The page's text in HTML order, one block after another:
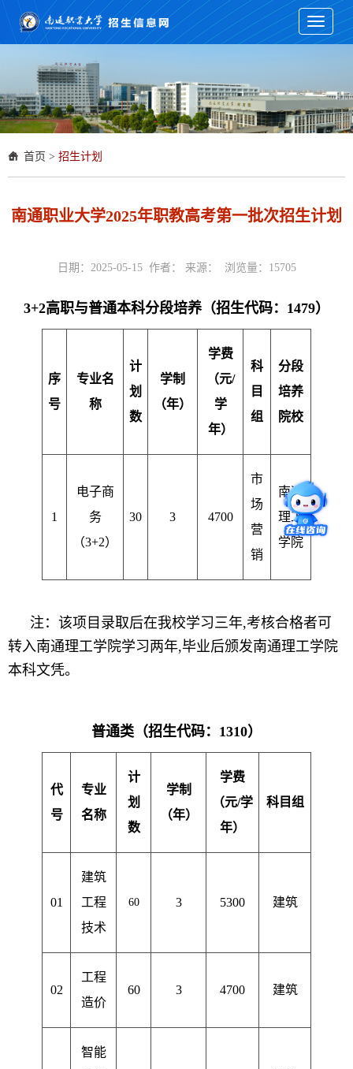
Toggle
首页 > 招生计划
南通职业大学2025年职教高考第一批次招生计划
日期：2025-05-15 作者： 来源： 浏览量： 15705
3+2高职与普通本科分段培养（招生代码：1479）
序
号
专业名
称
计
划
数
学制
（年）
学费
（元/
学
年）
科
目
组
分段
培养
院校
1
电子商
务
（3+2）
30 3 4700
市
场
营
销
南通
理工
学院
注：该项目录取后在我校学习三年,考核合格者可
转入南通理工学院学习两年,毕业后颁发南通理工学院
本科文凭。
普通类（招生代码：1310）
代
号
专业
名称
计
划
数
学制
（年）
学费
（元/学
年）
科目组
01
建筑
工程
技术
60 3 5300 建筑
02
工程
造价
60 3 4700 建筑
智能